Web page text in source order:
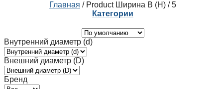
Главная /Product Ширина B (H) /5
Категории
Внутренний диаметр (d)
Внешний диаметр (D)
Бренд